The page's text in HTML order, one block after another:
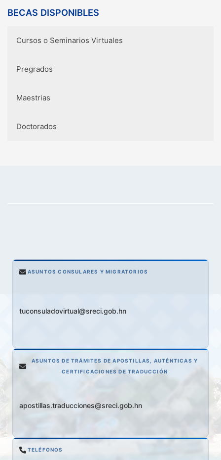
BECAS DISPONIBLES
Cursos o Seminarios Virtuales
Pregrados
Maestrias
Doctorados
ASUNTOS CONSULARES Y MIGRATORIOS
tuconsuladovirtual@sreci.gob.hn
ASUNTOS DE TRÁMITES DE APOSTILLAS, AUTÉNTICAS Y
CERTIFICACIONES DE TRADUCCIÓN
apostillas.traducciones@sreci.gob.hn
TELÉFONOS